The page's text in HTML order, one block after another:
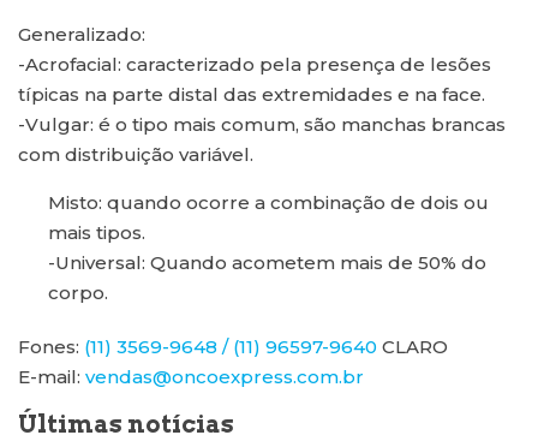
Generalizado:
-Acrofacial: caracterizado pela presença de lesões
típicas na parte distal das extremidades e na face.
-Vulgar: é o tipo mais comum, são manchas brancas
com distribuição variável.
Misto: quando ocorre a combinação de dois ou
mais tipos.
-Universal: Quando acometem mais de 50% do
corpo.
Fones: (11) 3569-9648 / (11) 96597-9640 CLARO
E-mail: vendas@oncoexpress.com.br
Últimas notícias